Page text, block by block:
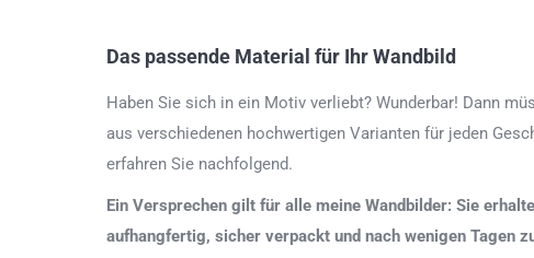
Das passende Material für Ihr Wandbild
Haben Sie sich in ein Motiv verliebt? Wunderbar! Dann
aus verschiedenen hochwertigen Varianten für jeden
erfahren Sie nachfolgend.
Ein Versprechen gilt für alle meine Wandbilder: Sie
aufhangfertig, sicher verpackt und nach wenigen Tagen